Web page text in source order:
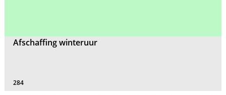
Afschaffing winteruur
284